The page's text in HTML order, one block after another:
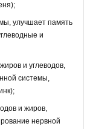
улучшает память
и
и углеводов,
системы,
и жиров,
нервной